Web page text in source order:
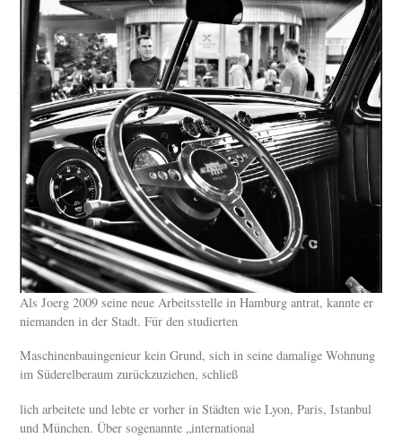
Als Joerg 2009 seine neue Arbeitsstelle in Hamburg antrat, kannte er
niemanden in der Stadt. Für den studierten
Maschinenbauingenieur kein Grund, sich in seine damalige Wohnung
im Süderelberaum zurückzuziehen, schließ
lich arbeitete und lebte er vorher in Städten wie Lyon, Paris, Istanbul
und München. Über sogenannte „international